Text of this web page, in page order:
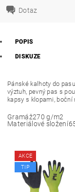
Dotaz
POPIS
DISKUZE
Pánské kalhoty do
výztuh, pevný pas s
kapsy s klopami, boční
Gramáž270 g/m2
Materiálové složení
AKCE
TIP